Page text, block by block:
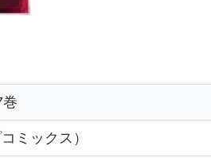
ミックス）